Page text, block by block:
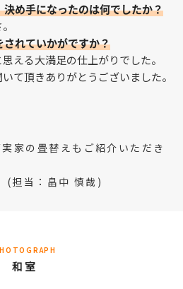
め手になったのは何でしたか？
れていかがですか？
える大満足の仕上がりでした。
て頂きありがとうございました。
家の畳替えもご紹介いただき
(担当：畠中 慎哉)
和室